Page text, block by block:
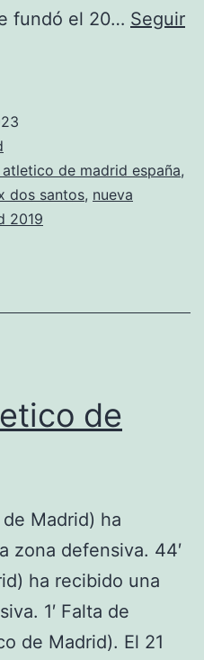
fundó el 20… Seguir
de madrid españa,
dos santos, nueva
2019
de
Madrid) ha
zona defensiva. 44′
ha recibido una
1′ Falta de
de Madrid). El 21